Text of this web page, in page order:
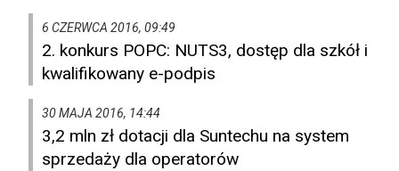
6 CZERWCA 2016, 09:49
2. konkurs POPC: NUTS3, dostęp dla szkół i
kwalifikowany e-podpis
30 MAJA 2016, 14:44
3,2 mln zł dotacji dla Suntechu na system
sprzedaży dla operatorów